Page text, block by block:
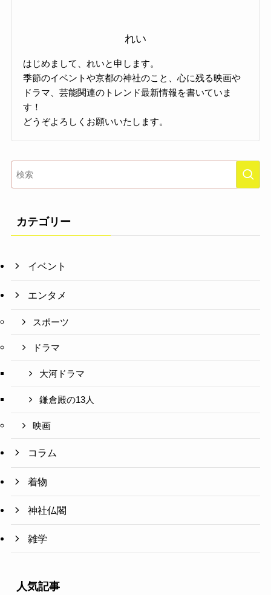
れい
はじめまして、れいと申します。
季節のイベントや京都の神社のこと、心に残る映画や
ドラマ、芸能関連のトレンド最新情報を書いていま
す！
どうぞよろしくお願いいたします。
カテゴリー
イベント
エンタメ
スポーツ
ドラマ
大河ドラマ
鎌倉殿の13人
映画
コラム
着物
神社仏閣
雑学
人気記事